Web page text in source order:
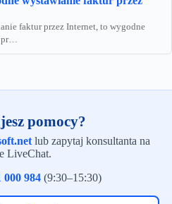
faktur przez Internet, to wygodne
pr…
pomocy?
lub zapytaj konsultanta na
LiveChat.
000 984(9:30–15:30)